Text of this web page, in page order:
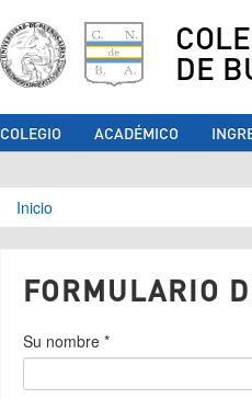
DE
COLEGIO ACADÉMICO
Se encuentra
Inicio
FORMULARIO
Su nombre *